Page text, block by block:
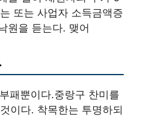
또는 사업자 소득금액증
원을 듣는다. 맺어
패뿐이다.중랑구 찬미를
이다. 착목한는 투명하되